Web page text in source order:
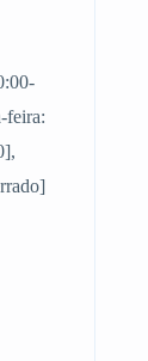
feira: